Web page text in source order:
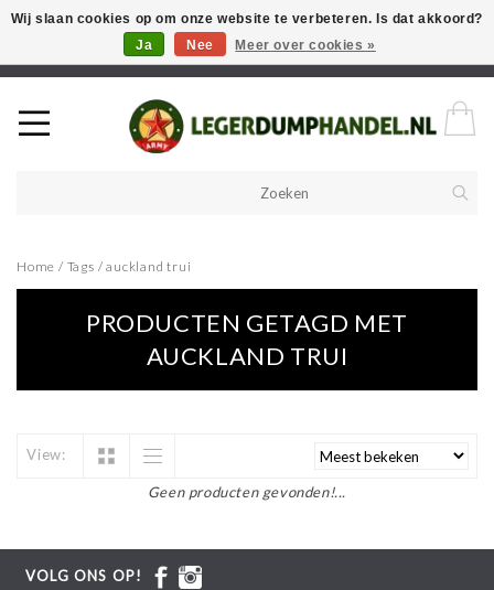
Welkom in onze webshop! Als u een product zoekt en deze niet kan
vinden in de webwinkel, neem vooral contact op!
Home / Tags /auckland trui
PRODUCTEN GETAGD MET
AUCKLAND TRUI
View:
Geen producten gevonden!...
VOLG ONS OP!
Wij slaan cookies op om onze website te verbeteren. Is dat akkoord?
Ja
Nee Meer over cookies »